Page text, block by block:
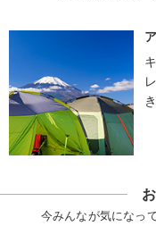
今みんなが気になっ